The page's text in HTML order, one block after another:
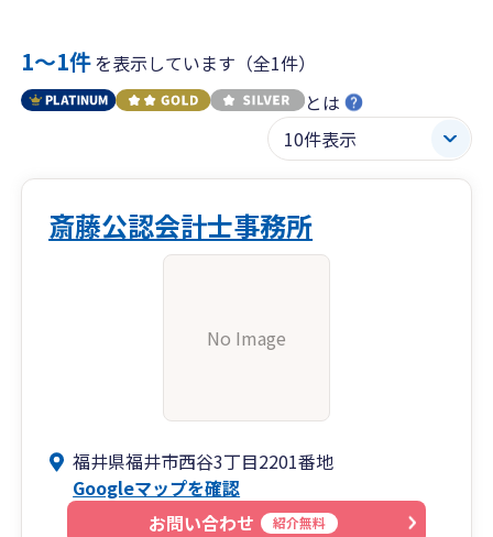
1〜1件を表示しています（全1件）
とは
斎藤公認会計士事務所
No Image
福井県福井市西谷3丁目2201番地
Googleマップを確認
お問い合わせ
紹介無料